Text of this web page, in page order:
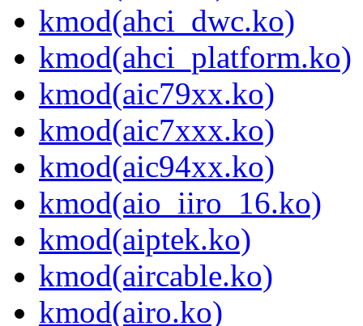
kmod(ahci_dwc.ko)
kmod(ahci_platform.ko)
kmod(aic79xx.ko)
kmod(aic7xxx.ko)
kmod(aic94xx.ko)
kmod(aio_iiro_16.ko)
kmod(aiptek.ko)
kmod(aircable.ko)
kmod(airo.ko)